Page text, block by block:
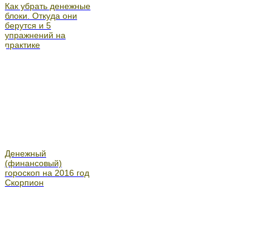
Как убрать денежные
блоки. Откуда они
берутся и 5
упражнений на
практике
Денежный
(финансовый)
гороскоп на 2016 год
Скорпион